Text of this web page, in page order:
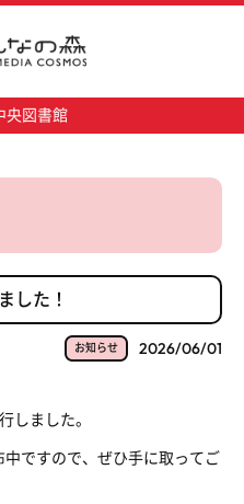
央図書館
した！
お知らせ 2026/06/01
しました。
ですので、ぜひ手に取ってご